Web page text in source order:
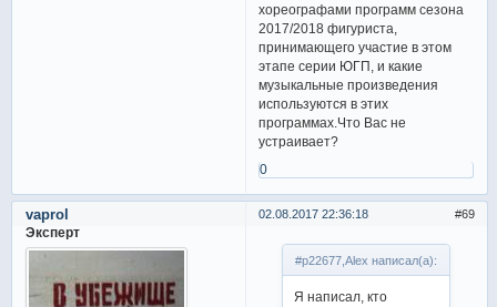
хореографами программ сезона
2017/2018 фигуриста,
принимающего участие в этом
этапе серии ЮГП, и какие
музыкальные произведения
используются в этих
программах.Что Вас не
устраивает?
0
69
02.08.2017 22:36:18
vaprol
Эксперт
#p22677,Alex написал(а):
Я написал, кто